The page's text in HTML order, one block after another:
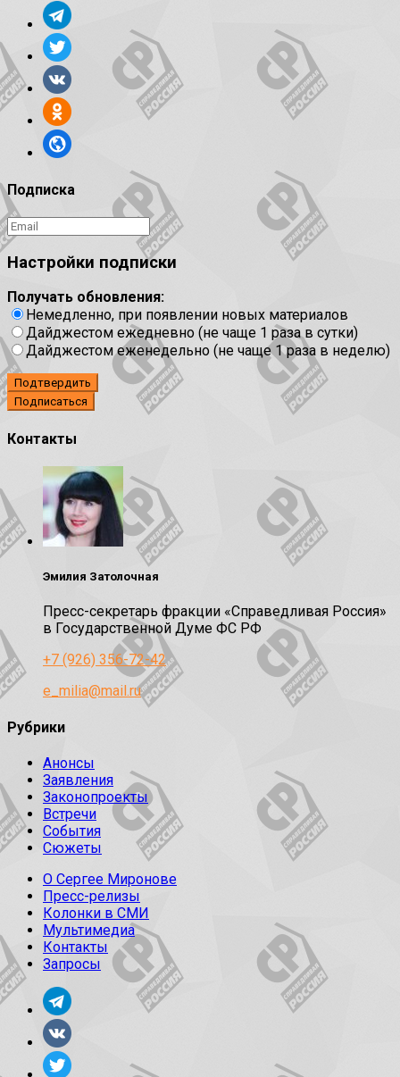
Подписка
Настройки подписки
Получать обновления:
Немедленно, при появлении новых материалов
Дайджестом ежедневно (не чаще 1 раза в сутки)
Дайджестом еженедельно (не чаще 1 раза в неделю)
Подтвердить
Контакты
Эмилия Затолочная
Пресс-секретарь фракции «Справедливая Россия»
в Государственной Думе ФС РФ
+7 (926) 356-72-42
e_milia@mail.ru
Рубрики
Анонсы
Заявления
Законопроекты
Встречи
События
Сюжеты
О Сергее Миронове
Пресс-релизы
Колонки в СМИ
Мультимедиа
Контакты
Запросы